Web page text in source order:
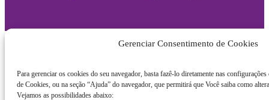
Gerenciar Consentimento de Cookies
Para gerenciar os cookies do seu navegador, basta fazê-lo diretamente nas configurações
de Cookies, ou na seção “Ajuda” do navegador, que permitirá que Você saiba como
Vejamos as possibilidades abaixo: